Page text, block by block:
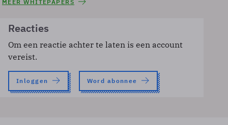
MEER WHITEPAPERS
Reacties
Om een reactie achter te laten is een account
vereist.
Inloggen Word abonnee